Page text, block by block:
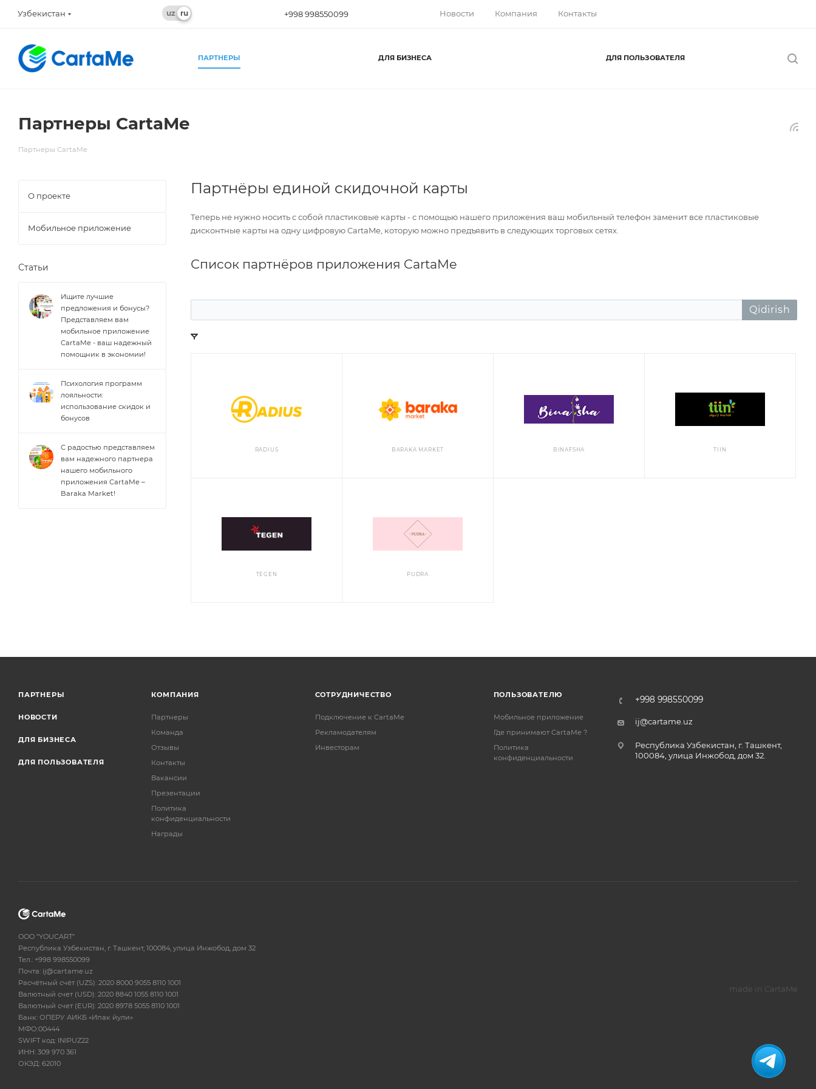
Узбекистан +998 998550099 Новости Компания Контакты
ПАРТНЕРЫ ДЛЯ БИЗНЕСА ДЛЯ ПОЛЬЗОВАТЕЛЯ
Партнеры CartaMe
Партнеры CartaMe
Партнёры единой скидочной карты
Теперь не нужно носить с собой пластиковые карты - с помощью нашего приложения ваш мобильный телефон заменит все пластиковые
дисконтные карты на одну цифровую CartaMe, которую можно предъявить в следующих торговых сетях.
Список партнёров приложения CartaMe
Qidirish
RADIUS BARAKA MARKET BINAFSHA TIIN
TEGEN PUDRA
О проекте
Мобильное приложение
Статьи
Ищите лучшие
предложения и бонусы?
Представляем вам
мобильное приложение
CartaMe - ваш надежный
помощник в экономии!
Психология программ
лояльности:
использование скидок и
бонусов
С радостью представляем
вам надежного партнера
нашего мобильного
приложения CartaMe –
Baraka Market!
ПАРТНЕРЫ
НОВОСТИ
ДЛЯ БИЗНЕСА
ДЛЯ ПОЛЬЗОВАТЕЛЯ
КОМПАНИЯ
Партнеры
Команда
Отзывы
Контакты
Вакансии
Презентации
Политика
конфиденциальности
Награды
СОТРУДНИЧЕСТВО
Подключение к CartaMe
Рекламодателям
Инвесторам
ПОЛЬЗОВАТЕЛЮ
Мобильное приложение
Где принимают CartaMe ?
Политика
конфиденциальности
+998 998550099
ij@cartame.uz
Республика Узбекистан, г. Ташкент,
100084, улица Инжобод, дом 32.
OOO "YOUCART"
Республика Узбекистан, г. Ташкент, 100084, улица Инжобод, дом 32
Тел.: +998 998550099
Почта: ij@cartame.uz
Расчётный счёт (UZS): 2020 8000 9055 8110 1001
Валютный счет (USD): 2020 8840 1055 8110 1001
Валютный счет (EUR): 2020 8978 5055 8110 1001
Банк: ОПЕРУ АИКБ «Ипак йули»
МФО:00444
SWIFT код: INIPUZ22
ИНН: 309 970 361
ОКЭД: 62010
made in CartaMe